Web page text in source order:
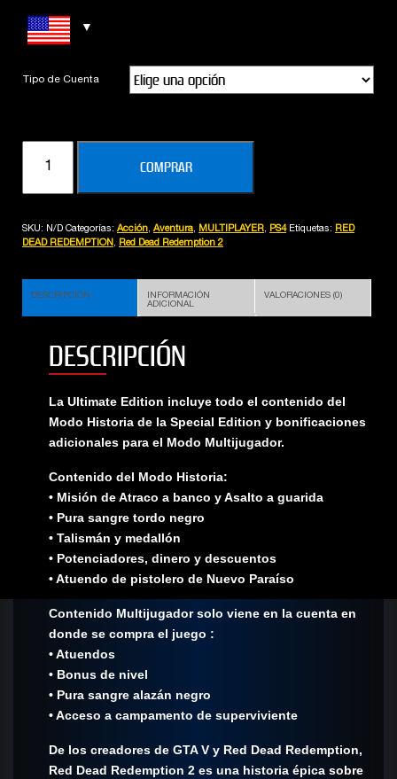
Tipo de Cuenta
DEAD
REDEMPTION
:
EDITION
cantidad
COMPRAR
SKU: N/D Categorías: Acción, Aventura, MULTIPLAYER, PS4 Etiquetas: RED
DEAD REDEMPTION , Red Dead Redemption 2
DESCRIPCIÓN
INFORMACIÓN
ADICIONAL
VALORACIONES (0)
DESCRIPCIÓN
La Ultimate Edition incluye todo el contenido del
Modo Historia de la Special Edition y bonificaciones
adicionales para el Modo Multijugador.
Contenido del Modo Historia:
• Misión de Atraco a banco y Asalto a guarida
• Pura sangre tordo negro
• Talismán y medallón
• Potenciadores, dinero y descuentos
• Atuendo de pistolero de Nuevo Paraíso
Contenido Multijugador solo viene en la cuenta en
donde se compra el juego :
• Atuendos
• Bonus de nivel
• Pura sangre alazán negro
• Acceso a campamento de superviviente
De los creadores de GTA V y Red Dead Redemption,
Red Dead Redemption 2 es una historia épica sobre